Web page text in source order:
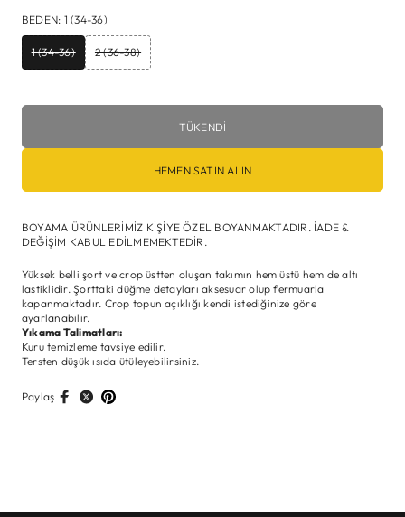
BEDEN: 1 (34-36)
1 (34-36) 2 (36-38)
TÜKENDI
HEMEN SATIN ALIN
BOYAMA ÜRÜNLERİMİZ KİŞİYE ÖZEL BOYANMAKTADIR. İADE &
DEĞİŞİM KABUL EDİLMEMEKTEDİR.
Yüksek belli şort ve crop üstten oluşan takımın hem üstü hem de altı
lastiklidir. Şorttaki düğme detayları aksesuar olup fermuarla
kapanmaktadır. Crop topun açıklığı kendi istediğinize göre
ayarlanabilir.
Yıkama Talimatları:
Kuru temizleme tavsiye edilir.
Tersten düşük ısıda ütüleyebilirsiniz.
Paylaş